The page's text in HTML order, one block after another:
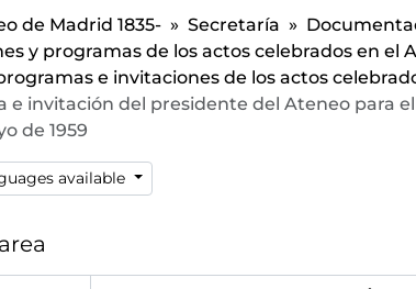
[Item] 51 - Invitación del presidente del Ateneo de
[Item] 52 - Invitación del presidente del Ateneo de Madrid para la conferencia
[Item] 53 - Programa e invitación del presidente del Ateneo de Madrid para la conferencia-concierto "Homenaje a Mendelssohn
[Item] 54 - Invitación del presidente del Ateneo de Madrid para la
[Item] 55 - Programa e invitación del presidente del Ateneo para
[Item] 57 - Programa e invitación del
[Item] 58 - Programa e invitación del presidente del
[Fracción de serie] 206 - Libro de programas e
[Item] 207 - Folleto informativo con temario del curso ofrecido por José Cepeda Adán, Rafael Gambra Ciudad, Rafael
[Fracción de serie] 208 - Libro de programas e
de Madrid 1835- Secretaría
y programas de los actos celebrados en el
e invitaciones de los actos
e invitación del presidente del Ateneo para
de 1959
available